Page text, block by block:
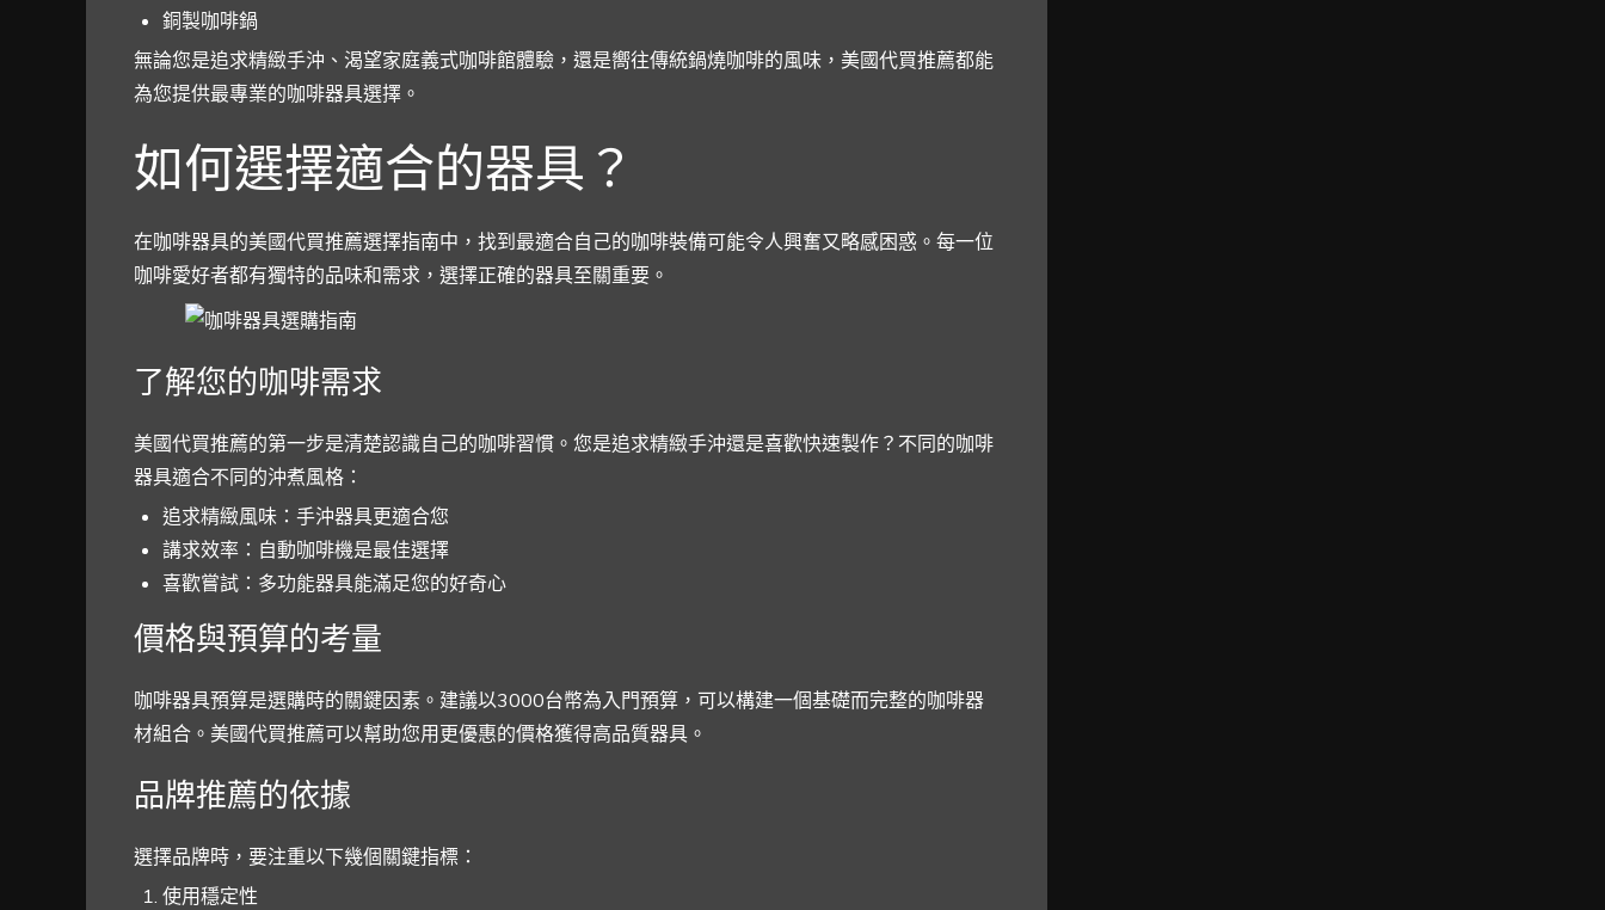
銅製咖啡鍋
無論您是追求精緻手沖、渴望家庭義式咖啡館體驗，還是嚮往傳統鍋燒咖啡的風味，美國代買推薦都能
為您提供最專業的咖啡器具選擇。
如何選擇適合的器具？
在咖啡器具的美國代買推薦選擇指南中，找到最適合自己的咖啡裝備可能令人興奮又略感困惑。每一位
咖啡愛好者都有獨特的品味和需求，選擇正確的器具至關重要。
了解您的咖啡需求
美國代買推薦的第一步是清楚認識自己的咖啡習慣。您是追求精緻手沖還是喜歡快速製作？不同的咖啡
器具適合不同的沖煮風格：
追求精緻風味：手沖器具更適合您
講求效率：自動咖啡機是最佳選擇
喜歡嘗試：多功能器具能滿足您的好奇心
價格與預算的考量
咖啡器具預算是選購時的關鍵因素。建議以3000台幣為入門預算，可以構建一個基礎而完整的咖啡器
材組合。美國代買推薦可以幫助您用更優惠的價格獲得高品質器具。
品牌推薦的依據
選擇品牌時，要注重以下幾個關鍵指標：
使用穩定性